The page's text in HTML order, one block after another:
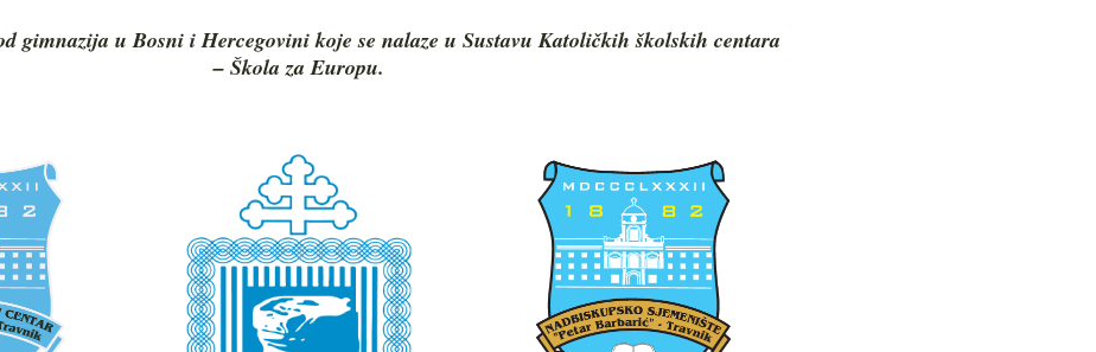
gimnazija u Bosni i Hercegovini koje se nalaze u Sustavu Katoličkih školskih centara
– Škola za Europu.